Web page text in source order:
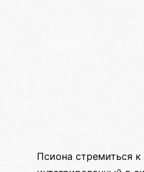
Псиона стремиться